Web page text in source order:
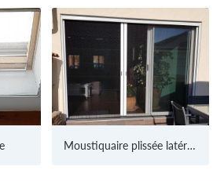
Moustiquaire plissée latérale Basique/XL